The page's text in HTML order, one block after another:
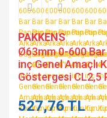
PAKKENS
Ø63mm 0-600 Bar
inç Genel Amaçlı
Göstergesi CL2,5
527,76 TL